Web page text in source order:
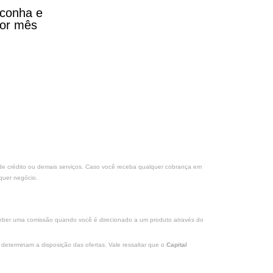
e
mês
crédito ou demais serviços. Caso você receba qualquer cobrança em
negócio.
uma comissão quando você é direcionado a um produto através do
a disposição das ofertas. Vale ressaltar que o Capital